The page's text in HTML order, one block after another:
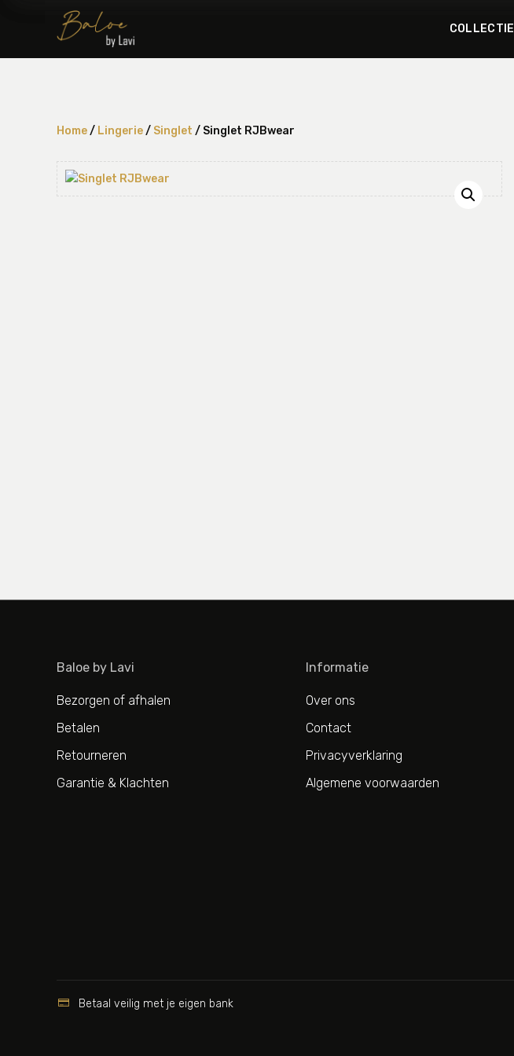
COLLECTIE
Home/ Lingerie/ Singlet / Singlet RJBwear
Baloe by Lavi
Bezorgen of afhalen
Betalen
Retourneren
Garantie & Klachten
Informatie
Over ons
Contact
Privacyverklaring
Algemene voorwaarden
 Betaal veilig met je eigen bank